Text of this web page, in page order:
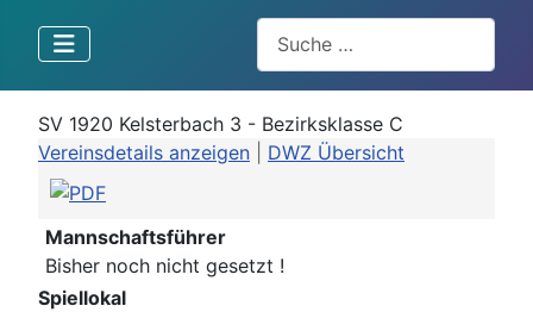
Suchen
SV 1920 Kelsterbach 3 - Bezirksklasse C
Vereinsdetails anzeigen
DWZ Übersicht
Mannschaftsführer
Bisher noch nicht gesetzt !
Spiellokal